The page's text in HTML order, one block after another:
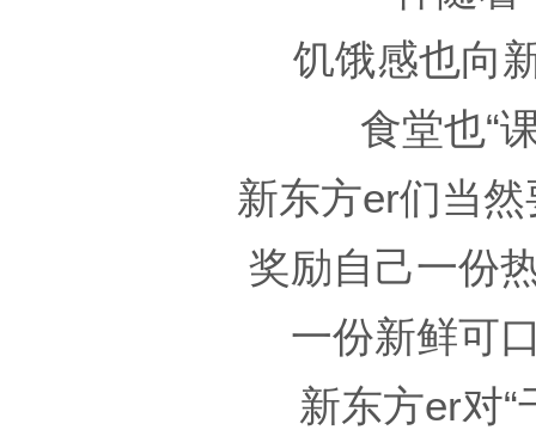
饥饿感也向
食堂也“
新东方er们当然
奖励自己一份
一份新鲜可
新东方er对“